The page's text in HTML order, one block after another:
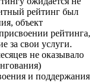
рейтинг был
объект
рейтинга,
за свои услуги.
не оказывало
и поддержания